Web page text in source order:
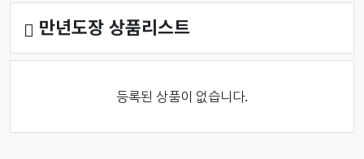
만년도장 상품리스트
등록된 상품이 없습니다.